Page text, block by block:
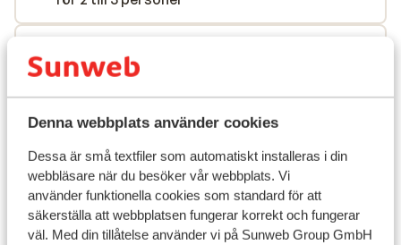
Denna webbplats använder cookies
Dessa är små textfiler som automatiskt installeras i din
webbläsare när du besöker vår webbplats. Vi
använder funktionella cookies som standard för att
säkerställa att webbplatsen fungerar korrekt och fungerar
väl. Med din tillåtelse använder vi på Sunweb Group GmbH
hotellets strand finns parasoller och solsängar att
låna. Vid poolområdet råder skön semesterkänsla – här
finns också en barnpool för de minsta. Njut av turkiska
baren eller slappna av med en drink vid den mysiga
poolbaren – semestern smakar alltid bättre i solen.
för 1 person
Reseinformation
Måltider
Flygresan